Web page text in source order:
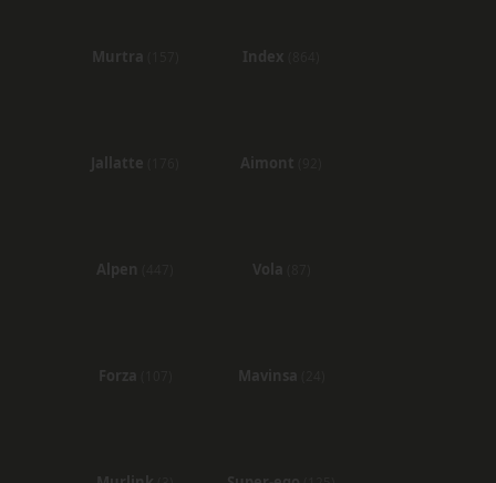
Murtra Index
Jallatte Aimont
Alpen Vola
Forza Mavinsa